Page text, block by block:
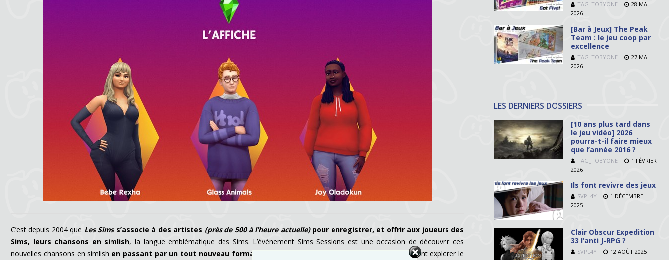
C’est depuis 2004 que Les Simss’associe à des artistes (près de 500 à l’heure actuelle) pour enregistrer, et offrir aux joueurs des
Sims, leurs chansons en simlish, la langue emblématique des Sims. L’évènement Sims Sessions est une occasion de découvrir ces
nouvelles chansons en simlish en passant par un tout nouveau format de festival! Pendant celui-ci, les joueurs pourront explorer le
TAG_TOBYONE
28 MAI
2026
[Bar à Jeux] The Peak
Team : le jeu coop par
excellence
TAG_TOBYONE
27 MAI
2026
LES DERNIERS DOSSIERS
[10 ans plus tard dans
le jeu vidéo] 2026
pourra-t-il faire mieux
que l’année 2016 ?
TAG_TOBYONE
1 FÉVRIER
2026
Ils font revivre des jeux
SVPL4Y
1 DÉCEMBRE
2025
Clair Obscur Expedition
33 l’anti J-RPG ?
SVPL4Y 12 AOÛT 2025